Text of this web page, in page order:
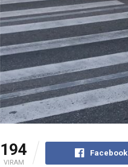
194
VIRAM
Facebook